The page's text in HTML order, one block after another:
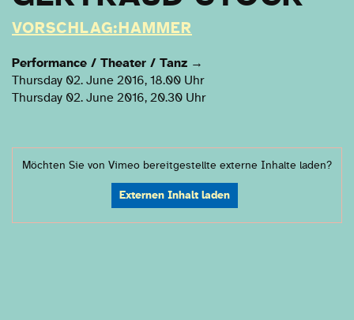
VORSCHLAG:HAMMER
Performance / Theater / Tanz →
Thursday 02. June 2016, 18.00 Uhr
Thursday 02. June 2016, 20.30 Uhr
Möchten Sie von Vimeo bereitgestellte externe Inhalte laden?
Externen Inhalt laden